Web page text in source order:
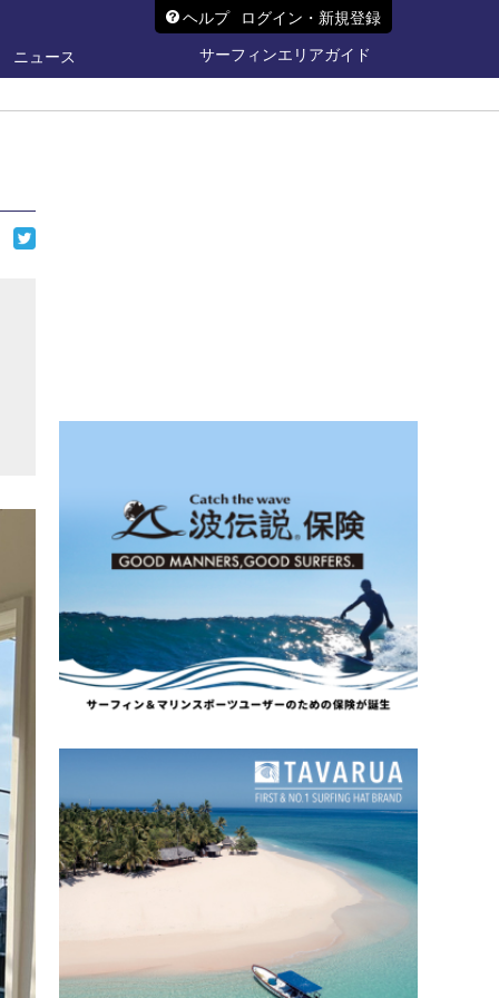
ヘルプ ログイン・新規登録
ニュース
サーフィンエリアガイド